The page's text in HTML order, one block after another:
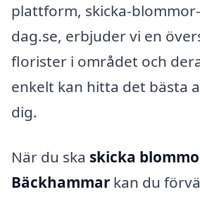
plattform, skicka-
dag.se, erbjuder vi en
florister i området och
enkelt kan hitta det bästa
dig.
När du ska skicka
Bäckhammar kan du